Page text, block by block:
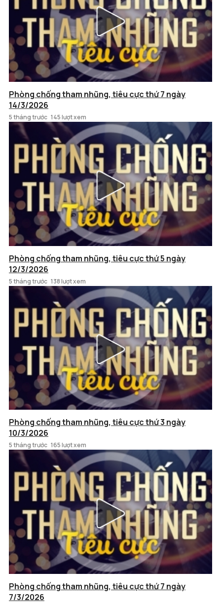
Phòng chống tham nhũng, tiêu cực thứ 7 ngày
14/3/2026
5 tháng trước 145 lượt xem
Phòng chống tham nhũng, tiêu cực thứ 5 ngày
12/3/2026
5 tháng trước 138 lượt xem
Phòng chống tham nhũng, tiêu cực thứ 3 ngày
10/3/2026
5 tháng trước 165 lượt xem
Phòng chống tham nhũng, tiêu cực thứ 7 ngày
7/3/2026